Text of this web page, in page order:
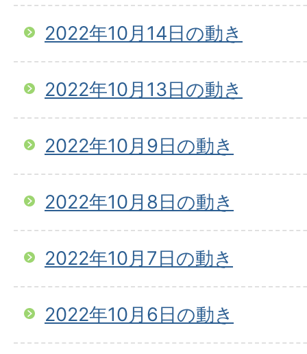
2022年10月14日の動き
2022年10月13日の動き
2022年10月9日の動き
2022年10月8日の動き
2022年10月7日の動き
2022年10月6日の動き